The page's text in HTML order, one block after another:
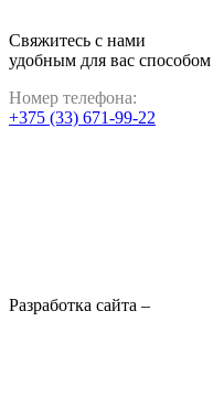
Свяжитесь с нами
удобным для вас способом
Номер телефона:
+375 (33) 671-99-22
Разработка сайта –